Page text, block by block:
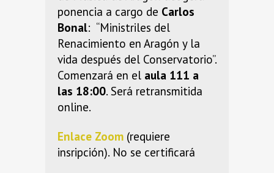
ponencia a cargo de Carlos
Bonal: “Ministriles del
Renacimiento en Aragón y la
vida después del Conservatorio”.
Comenzará en el aula 111 a
las 18:00. Será retransmitida
online.
Enlace Zoom (requiere
insripción). No se certificará